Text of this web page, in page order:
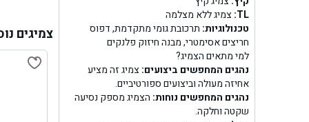
TL: צמיג ללא מצלמה
טכנולוגיות: תרכובת גומי מתקדמת, דפוס
חריצים אסימטרי, מבנה חיזוק פלנקים
למי מתאים הצמיג?
נהגים המחפשים ביצועים:צמיג זה מציע
אחיזה מעולה וביצועים ספורטיביים.
נהגים המחפשים נוחות: הצמיג מספק נסיעה
שקטה וחלקה.
צמיגים